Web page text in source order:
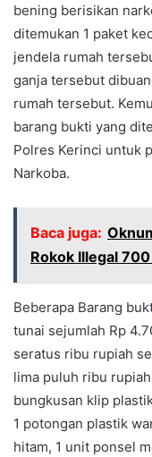
bening berisikan
ditemukan 1 paket
jendela rumah
ganja tersebut
rumah tersebut.
barang bukti yang
Polres Kerinci untuk
Narkoba.
Baca juga:
Rokok Illegal
Beberapa Barang
tunai sejumlah Rp
seratus ribu rupiah
lima puluh ribu
bungkusan klip
1 potongan plastik
hitam, 1 unit ponsel